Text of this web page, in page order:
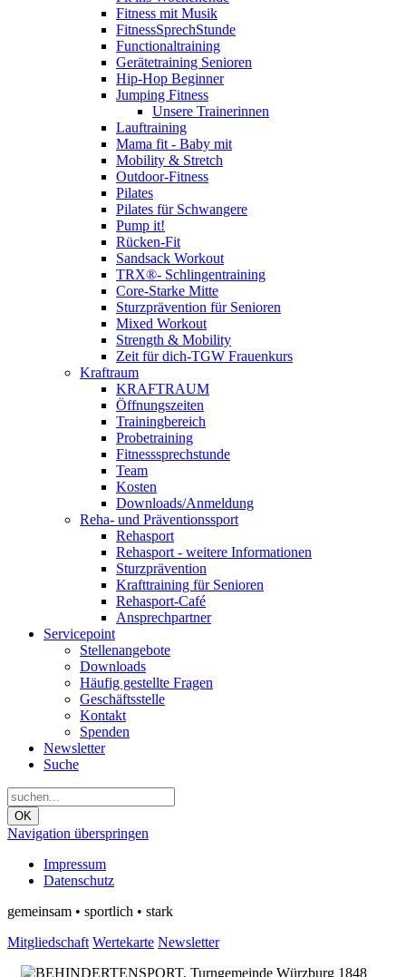
Fitness mit Musik
FitnessSprechStunde
Functionaltraining
Gerätetraining Senioren
Hip-Hop Beginner
Jumping Fitness
Unsere Trainerinnen
Lauftraining
Mama fit - Baby mit
Mobility & Stretch
Outdoor-Fitness
Pilates
Pilates für Schwangere
Pump it!
Rücken-Fit
Sandsack Workout
TRX®- Schlingentraining
Core-Starke Mitte
Sturzprävention für Senioren
Mixed Workout
Strength & Mobility
Zeit für dich-TGW Frauenkurs
Kraftraum
KRAFTRAUM
Öffnungszeiten
Trainingbereich
Probetraining
Fitnesssprechstunde
Team
Kosten
Downloads/Anmeldung
Reha- und Präventionssport
Rehasport
Rehasport - weitere Informationen
Sturzprävention
Krafttraining für Senioren
Rehasport-Café
Ansprechpartner
Servicepoint
Stellenangebote
Downloads
Häufig gestellte Fragen
Geschäftsstelle
Kontakt
Spenden
Newsletter
Suche
OK
Navigation überspringen
Impressum
Datenschutz
gemeinsam • sportlich • stark
Mitgliedschaft Wertekarte Newsletter